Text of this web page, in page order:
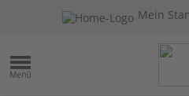
Mein